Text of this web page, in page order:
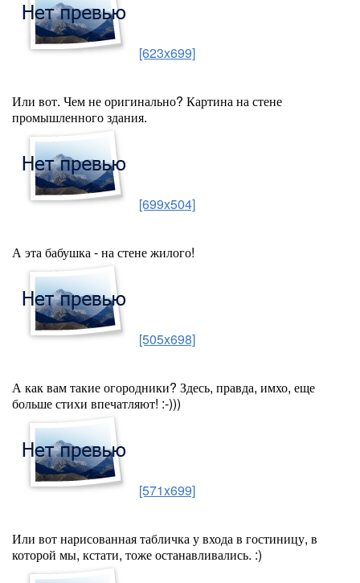
[623x699]
Или вот. Чем не оригинально? Картина на стене
промышленного здания.
[699x504]
А эта бабушка - на стене жилого!
[505x698]
А как вам такие огородники? Здесь, правда, имхо, еще
больше стихи впечатляют! :-)))
[571x699]
Или вот нарисованная табличка у входа в гостиницу, в
которой мы, кстати, тоже останавливались. :)